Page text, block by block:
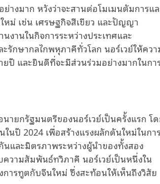
ย่างมาก หวังว่าจะสานต่อโมเมนตัมการแ
หม่ เช่น เศรษฐกิจสีเขียว และปัญญา
งานในกิจการระหว่างประเทศและ
รักษากลไกพหุภาคีทั่วโลก นอร์เวย์ให้คว
ยปี และยินดีที่จะมีส่วนร่วมอย่างมากในกา
ายกรัฐมนตรีของนอร์เวย์เป็นครั้งแรก โ
ในปี 2024 เพื่อสร้างแรงผลักดันใหม่ในการ
นและมิตรภาพระหว่างผู้นําของทั้งสอง
ความสัมพันธ์ทวิภาคี นอร์เวย์เป็นหนึ่งใน
ารทูตกับจีนใหม่ ซึ่งสะท้อนให้เห็นถึงวิสัย